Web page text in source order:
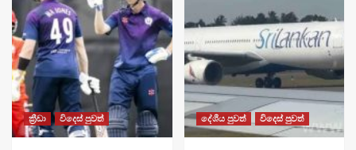
ක්‍රීඩා විදෙස් පුවත් දේශීය පුවත් විදෙස් පුවත්